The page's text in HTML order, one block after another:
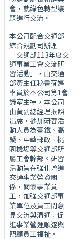
會，就綠色轉型議
題進行交流。
本公司配合交通部
綜合規劃司辦理
「交通部113年度交
通事業工會交流研
習活動」，由交通
部黃主任秘書荷婷
率員於本公司第1會
議室主持，本公司
由黃副總經理振照
出席，參加研習活
動人員為臺鐵、高
鐵、中華郵政、桃
園機場等交通部所
屬工會幹部。研習
活動旨在強化增進
交通事業勞資關
係，關懷事業員
工，加強交通部事
業單位及員工間意
見交流與溝通，促
進事業營運順遂與
照顧員工福祉。